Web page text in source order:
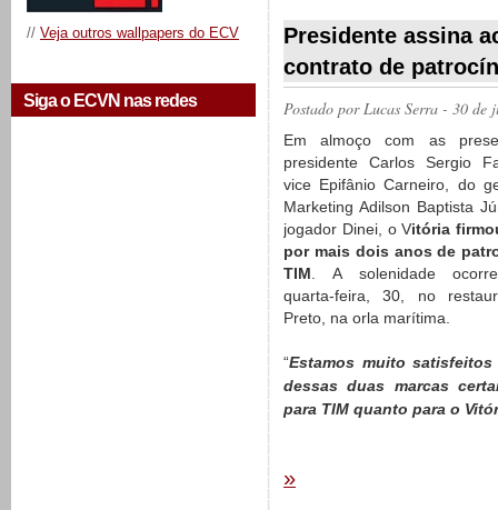
// Veja outros wallpapers do ECV
Siga o ECVN nas redes
Presidente assina
contrato de
Postado porLucas Serra - 30 de
Em almoço com as
presidente Carlos Sergio
vice Epifânio Carneiro, do
Marketing Adilson Baptista
jogador Dinei, o Vitória
por mais dois anos de
TIM . A solenidade
quarta-feira, 30, no
Preto, na orla marítima.
“Estamos muito
dessas duas marcas
para TIM quanto para o
»